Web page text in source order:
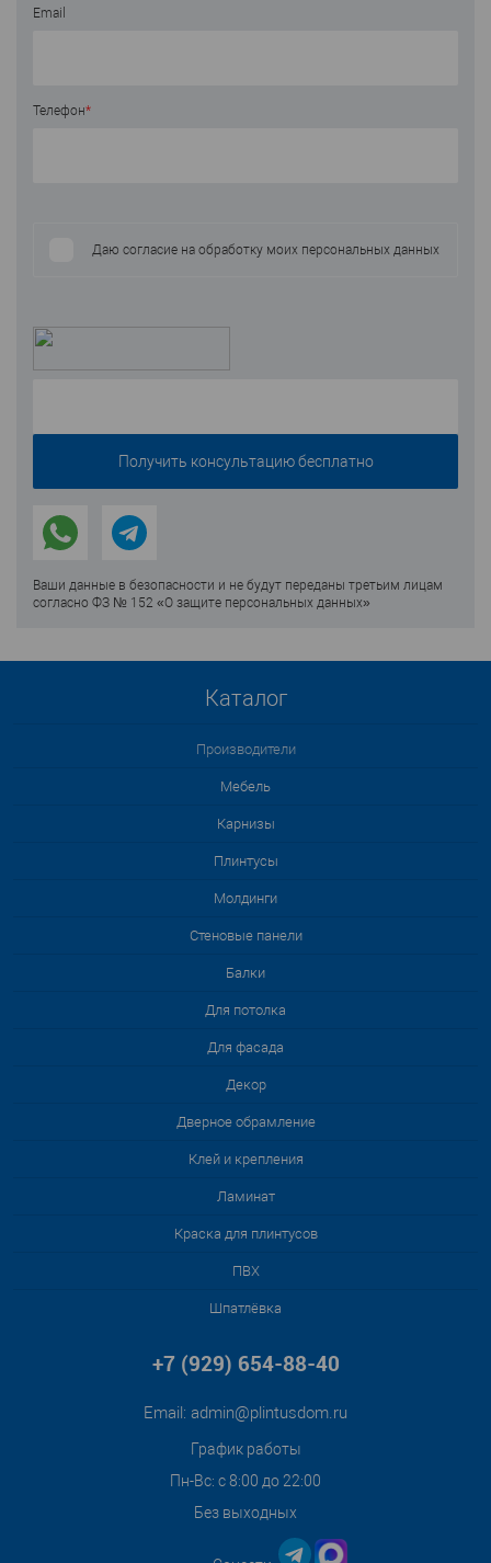
Email
Телефон*
Даю согласие на обработку моих персональных данных
Ваши данные в безопасности и не будут переданы третьим лицам
согласно ФЗ № 152 «О защите персональных данных»
Каталог
Производители
Мебель
Карнизы
Плинтусы
Молдинги
Стеновые панели
Балки
Для потолка
Для фасада
Декор
Дверное обрамление
Клей и крепления
Ламинат
Краска для плинтусов
ПВХ
Шпатлёвка
+7 (929) 654-88-40
Email: admin@plintusdom.ru
График работы
Пн-Вс: с 8:00 до 22:00
Без выходных